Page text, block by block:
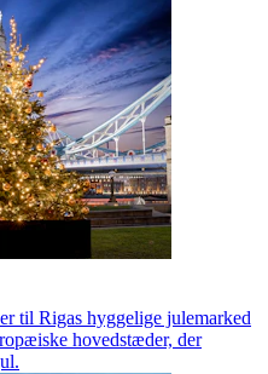
til Rigas hyggelige julemarked
hovedstæder, der